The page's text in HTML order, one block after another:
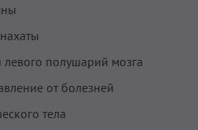
левого полушарий мозга
от болезней
тела